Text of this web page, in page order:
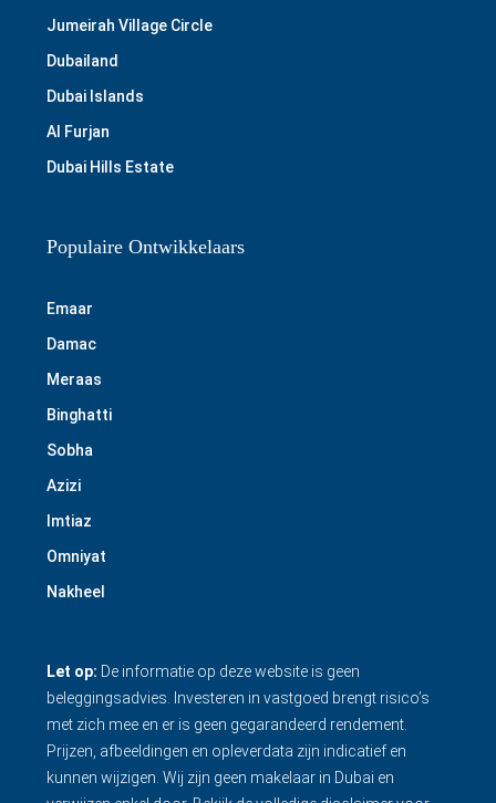
Jumeirah Village Circle
Dubailand
Dubai Islands
Al Furjan
Dubai Hills Estate
Populaire Ontwikkelaars
Emaar
Damac
Meraas
Binghatti
Sobha
Azizi
Imtiaz
Omniyat
Nakheel
Let op: De informatie op deze website is geen
beleggingsadvies. Investeren in vastgoed brengt risico’s
met zich mee en er is geen gegarandeerd rendement.
Prijzen, afbeeldingen en opleverdata zijn indicatief en
kunnen wijzigen. Wij zijn geen makelaar in Dubai en